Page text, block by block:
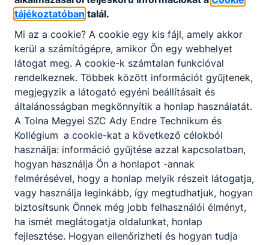
A SZAKKÉPZETTSÉGGEL RENDELKEZŐ
megtervezésére és a mindenkori hatályos
jogszabályok szerinti működtetésére;
kozmetikai alap és kiegészítő műveleteket
végez, manuális és gépi módszerekkel;
diagnosztizál, kezelési tervet állít össze,
kozmetikus által kezelhető kozmetikai
hibákat kezel;
professzionális kozmetikumokkal dolgozik,
azok alap- és hatóanyagait ismeri,
kiválasztja a bőrtípusnak és az általa
kezelhető rendellenességnek megfelelő
készítményt;
tanácsot ad az otthoni bőrápolással
kapcsolatban;
speciális arc- és testkezelést végez;
tájékoztatóban talál.
Mi az a cookie? A cookie egy kis fájl, amely akkor
kerül a számítógépre, amikor Ön egy webhelyet
látogat meg. A cookie-k számtalan funkcióval
rendelkeznek. Többek között információt gyűjtenek,
megjegyzik a látogató egyéni beállításait és
általánosságban megkönnyítik a honlap használatát.
A Tolna Megyei SZC Ady Endre Technikum és
Kollégium a cookie-kat a következő célokból
használja: információ gyűjtése azzal kapcsolatban,
hogyan használja Ön a honlapot -annak
felmérésével, hogy a honlap melyik részeit látogatja,
vagy használja leginkább, így megtudhatjuk, hogyan
biztosítsunk Önnek még jobb felhasználói élményt,
ha ismét meglátogatja oldalunkat, honlap
fejlesztése. Hogyan ellenőrizheti és hogyan tudja